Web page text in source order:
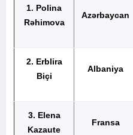
1. Polina
Rəhimova
Azərbaycan
2. Erblira
Biçi
Albaniya
3. Elena
Kazaute
Fransa